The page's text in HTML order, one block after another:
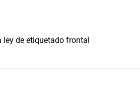
de etiquetado frontal